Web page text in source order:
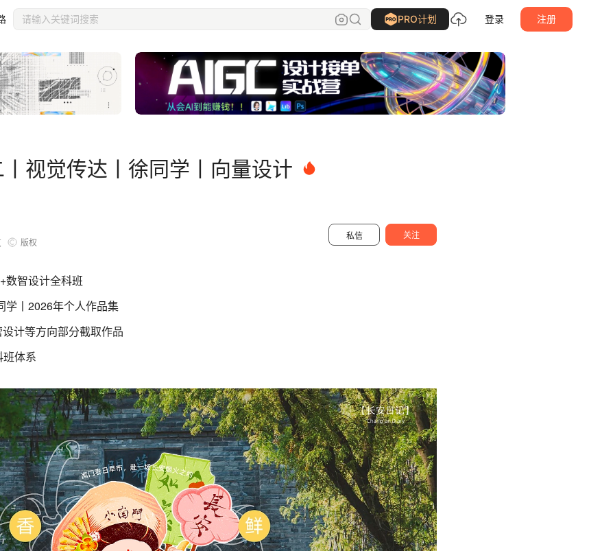
PRO计划 登录 注册
视觉传达丨徐同学丨向量设计
版权
私信 关注
武汉向量设计 关注
数智设计全科班
学丨2026年个人作品集
计等方向部分截取作品
体系